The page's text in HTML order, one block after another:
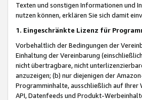
Texten und sonstigen Informationen und
nutzen können, erklären Sie sich damit
1. Eingeschränkte Lizenz für
Vorbehaltlich der Bedingungen der
Einhaltung der Vereinbarung
nicht übertragbare, nicht
anzuzeigen; (b) nur diejenigen der
Programminhalte, ausschließlich auf Ihrer
API, Datenfeeds und Produkt-